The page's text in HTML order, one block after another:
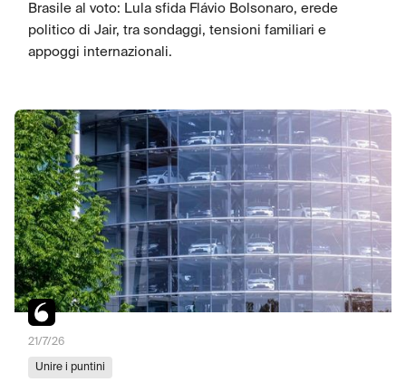
Brasile al voto: Lula sfida Flávio Bolsonaro, erede
politico di Jair, tra sondaggi, tensioni familiari e
appoggi internazionali.
21/7/26
Unire i puntini